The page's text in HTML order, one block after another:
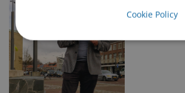
Cookie Policy